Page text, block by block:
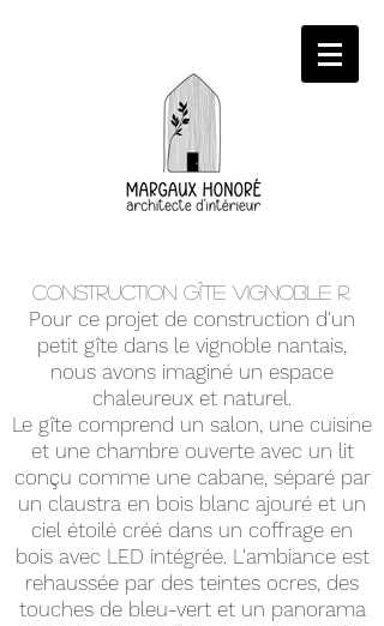
Construction gîte Vignoble R.
Pour ce projet de construction d'un
petit gîte dans le vignoble nantais,
nous avons imaginé un espace
chaleureux et naturel.
Le gîte comprend un salon, une cuisine
et une chambre ouverte avec un lit
conçu comme une cabane, séparé par
un claustra en bois blanc ajouré et un
ciel étoilé créé dans un coffrage en
bois avec LED intégrée. L'ambiance est
rehaussée par des teintes ocres, des
touches de bleu-vert et un panorama